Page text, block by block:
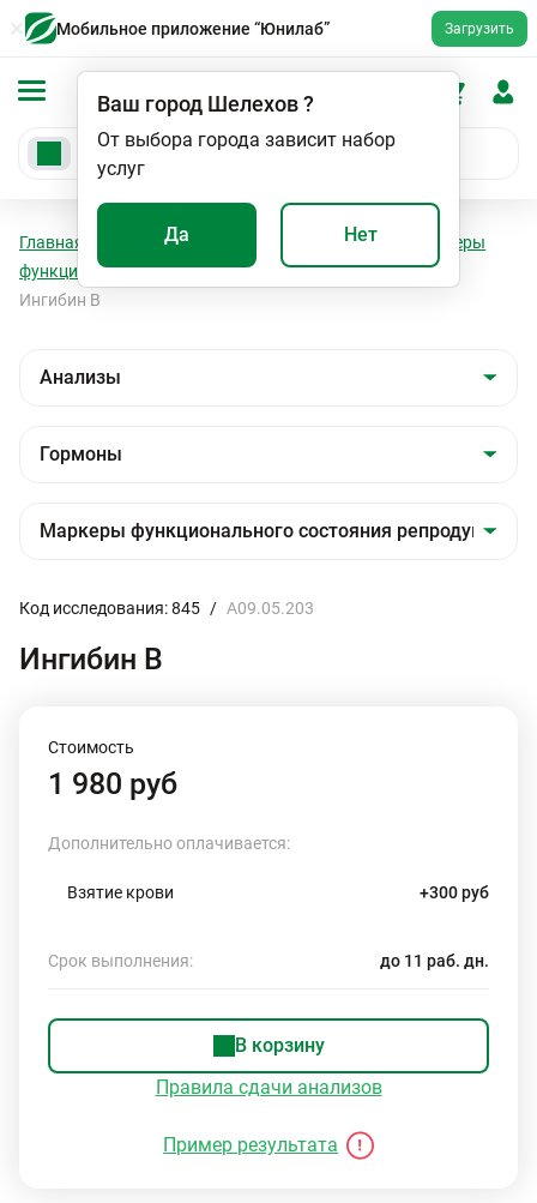
Мобильное приложение “Юнилаб” Загрузить
Ваш город Шелехов?
От выбора города зависит набор
услуг
Да Нет
Главная Анализы Гормоны
Маркеры
функционального состояния репродуктивной сферы
Ингибин В
Код исследования: 845 / A09.05.203
Ингибин В
Стоимость
1 980 руб
Дополнительно оплачивается:
Взятие крови +300 руб
Срок выполнения: до 11 раб. дн.
В корзину
Правила сдачи анализов
Пример результата